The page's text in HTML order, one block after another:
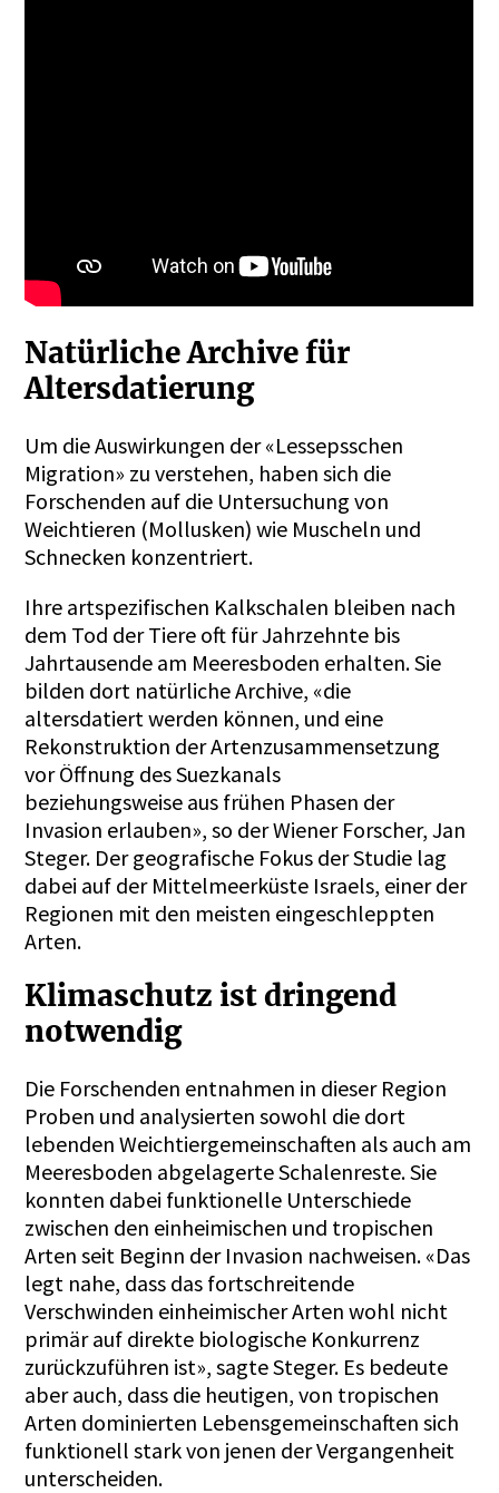
Natürliche Archive für
Altersdatierung
Um die Auswirkungen der «Lessepsschen
Migration» zu verstehen, haben sich die
Forschenden auf die Untersuchung von
Weichtieren (Mollusken) wie Muscheln und
Schnecken konzentriert.
Ihre artspezifischen Kalkschalen bleiben nach
dem Tod der Tiere oft für Jahrzehnte bis
Jahrtausende am Meeresboden erhalten. Sie
bilden dort natürliche Archive, «die
altersdatiert werden können, und eine
Rekonstruktion der Artenzusammensetzung
vor Öffnung des Suezkanals
beziehungsweise aus frühen Phasen der
Invasion erlauben», so der Wiener Forscher, Jan
Steger. Der geografische Fokus der Studie lag
dabei auf der Mittelmeerküste Israels, einer der
Regionen mit den meisten eingeschleppten
Arten.
Klimaschutz ist dringend
notwendig
Die Forschenden entnahmen in dieser Region
Proben und analysierten sowohl die dort
lebenden Weichtiergemeinschaften als auch am
Meeresboden abgelagerte Schalenreste. Sie
konnten dabei funktionelle Unterschiede
zwischen den einheimischen und tropischen
Arten seit Beginn der Invasion nachweisen. «Das
legt nahe, dass das fortschreitende
Verschwinden einheimischer Arten wohl nicht
primär auf direkte biologische Konkurrenz
zurückzuführen ist», sagte Steger. Es bedeute
aber auch, dass die heutigen, von tropischen
Arten dominierten Lebensgemeinschaften sich
funktionell stark von jenen der Vergangenheit
unterscheiden.